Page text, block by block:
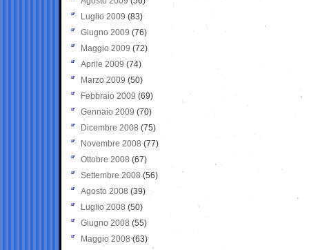
Luglio 2009 (83)
Giugno 2009 (76)
Maggio 2009 (72)
Aprile 2009 (74)
Marzo 2009 (50)
Febbraio 2009 (69)
Gennaio 2009 (70)
Dicembre 2008 (75)
Novembre 2008 (77)
Ottobre 2008 (67)
Settembre 2008 (56)
Agosto 2008 (39)
Luglio 2008 (50)
Giugno 2008 (55)
Maggio 2008(63)